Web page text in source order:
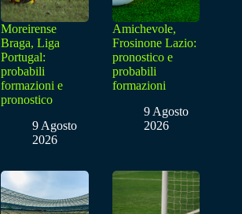
Moreirense
Braga, Liga
Portugal:
probabili
formazioni e
pronostico
9 Agosto
2026
Amichevole,
Frosinone Lazio:
pronostico e
probabili
formazioni
9 Agosto
2026